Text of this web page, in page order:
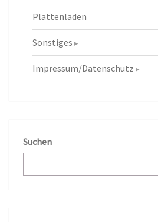
Plattenläden
Sonstiges
Impressum/Datenschutz
Suchen